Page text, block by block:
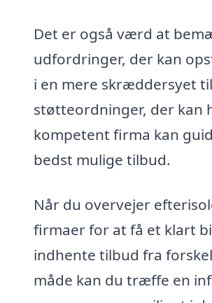
Det er også værd at
udfordringer, der kan
i en mere skræddersyet
støtteordninger, der kan
kompetent firma kan
bedst mulige tilbud.
Når du overvejer
firmaer for at få et klart
indhente tilbud fra
måde kan du træffe en